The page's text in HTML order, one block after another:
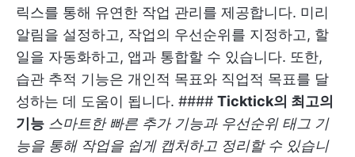
릭스를 통해 유연한 작업 관리를 제공합니다. 미리
알림을 설정하고, 작업의 우선순위를 지정하고, 할
일을 자동화하고, 앱과 통합할 수 있습니다. 또한,
습관 추적 기능은 개인적 목표와 직업적 목표를 달
성하는 데 도움이 됩니다. #### Ticktick의 최고의
기능 스마트한 빠른 추가 기능과 우선순위 태그 기
능을 통해 작업을 쉽게 캡처하고 정리할 수 있습니